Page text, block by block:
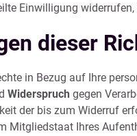
Einwilligung
dieser
in Bezug auf Ihre
Widerspruch gegen
der bis zum Widerruf
Mitgliedstaat Ihres